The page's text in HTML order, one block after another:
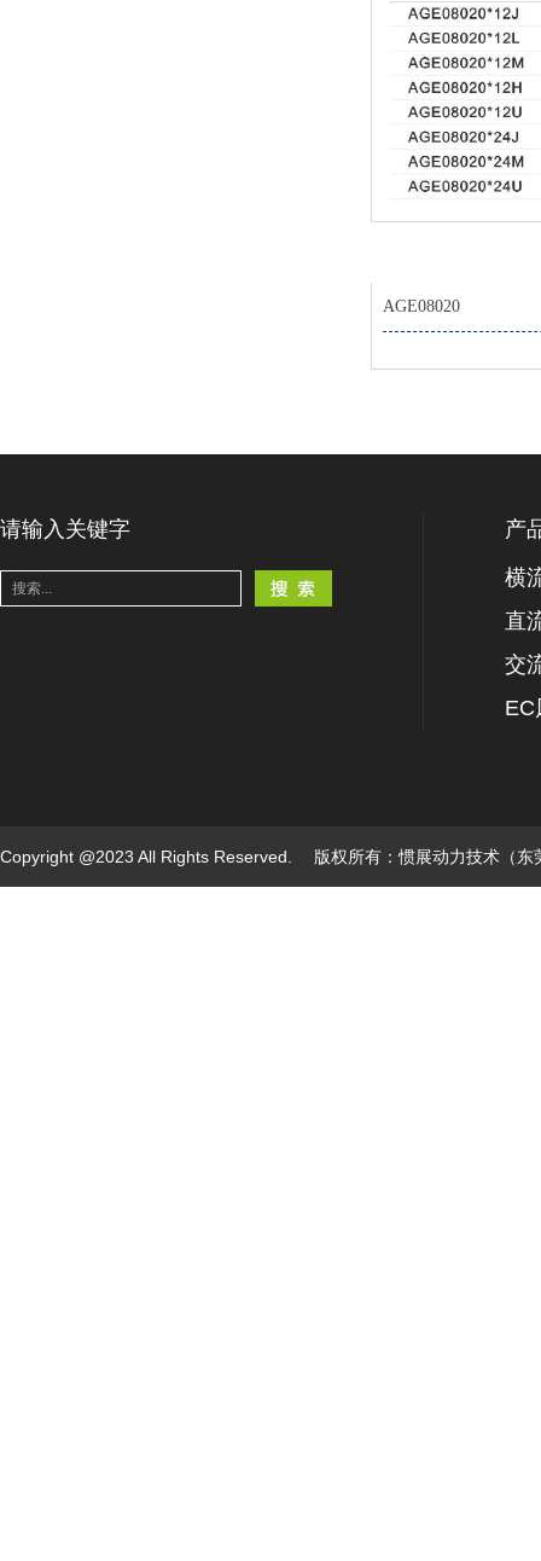
AGE08020
请输入关键字
产
横
直
交
EC
Copyright @2023 All Rights Reserved. 版权所有：惯展动力技术（东